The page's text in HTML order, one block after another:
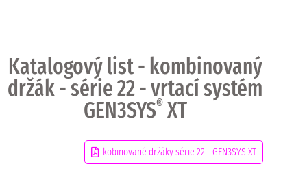
Katalogový list - kombinovaný
držák - série 22 - vrtací systém
GEN3SYS®XT
kobinované držáky série 22 - GEN3SYS XT